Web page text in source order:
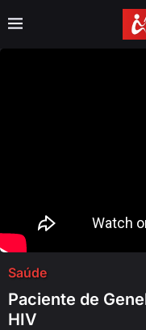
Saúde
Paciente de
HIV